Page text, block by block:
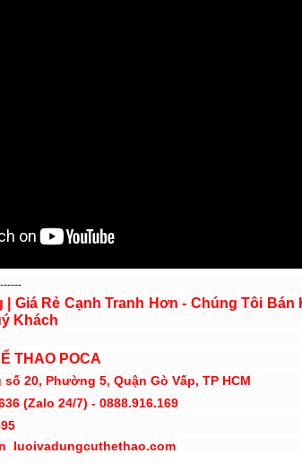
Giá Rẻ Cạnh Tranh Hơn - Chúng Tôi Bán
Khách
THAO POCA
20, Phường 5, Quận Gò Vấp, TP HCM
(Zalo 24/7) - 0888.916.169
luoivadungcuthethao.com